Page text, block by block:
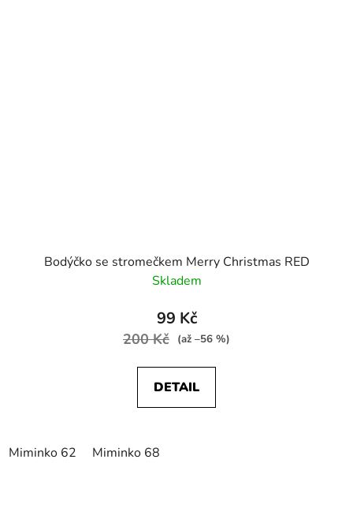
Bodýčko se stromečkem Merry Christmas RED
Skladem
99 Kč
200 Kč (až –56 %)
DETAIL
Miminko 62 Miminko 68